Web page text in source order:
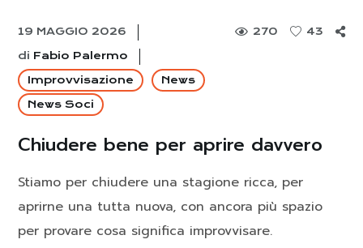
19 MAGGIO 2026
di Fabio Palermo
Improvvisazione
News
News Soci
270 43
Chiudere bene per aprire davvero
Stiamo per chiudere una stagione ricca, per
aprirne una tutta nuova, con ancora più spazio
per provare cosa significa improvvisare.